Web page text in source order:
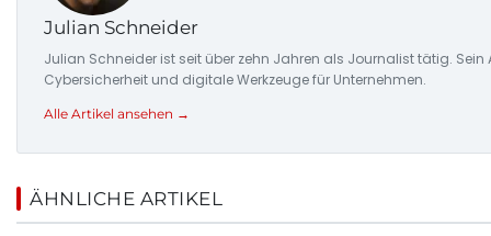
Julian Schneider
Julian Schneider ist seit über zehn Jahren als Journalist tätig.
Cybersicherheit und digitale Werkzeuge für Unternehmen.
Alle Artikel ansehen →
ÄHNLICHE ARTIKEL